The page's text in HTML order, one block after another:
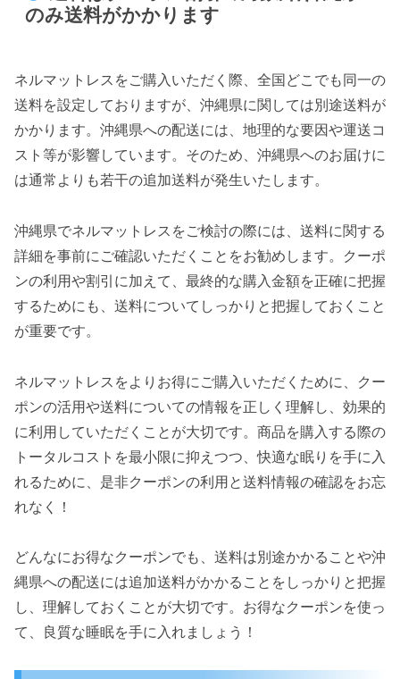
のみ送料がかかります
ネルマットレスをご購入いただく際、全国どこでも同一の
送料を設定しておりますが、沖縄県に関しては別途送料が
かかります。沖縄県への配送には、地理的な要因や運送コ
スト等が影響しています。そのため、沖縄県へのお届けに
は通常よりも若干の追加送料が発生いたします。
沖縄県でネルマットレスをご検討の際には、送料に関する
詳細を事前にご確認いただくことをお勧めします。クーポ
ンの利用や割引に加えて、最終的な購入金額を正確に把握
するためにも、送料についてしっかりと把握しておくこと
が重要です。
ネルマットレスをよりお得にご購入いただくために、クー
ポンの活用や送料についての情報を正しく理解し、効果的
に利用していただくことが大切です。商品を購入する際の
トータルコストを最小限に抑えつつ、快適な眠りを手に入
れるために、是非クーポンの利用と送料情報の確認をお忘
れなく！
どんなにお得なクーポンでも、送料は別途かかることや沖
縄県への配送には追加送料がかかることをしっかりと把握
し、理解しておくことが大切です。お得なクーポンを使っ
て、良質な睡眠を手に入れましょう！